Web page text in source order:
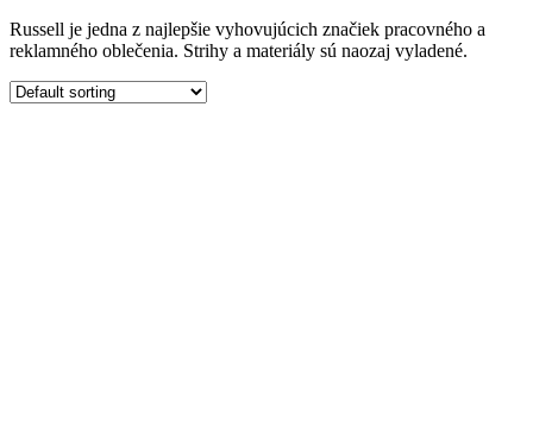
Russell je jedna z najlepšie vyhovujúcich značiek pracovného a
reklamného oblečenia. Strihy a materiály sú naozaj vyladené.